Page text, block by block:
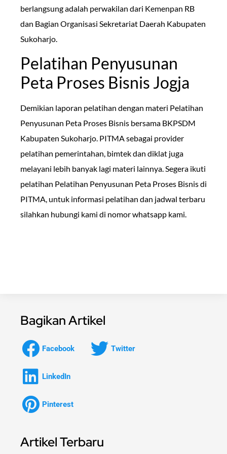
berlangsung adalah perwakilan dari Kemenpan RB
dan Bagian Organisasi Sekretariat Daerah Kabupaten
Sukoharjo.
Pelatihan Penyusunan
Peta Proses Bisnis Jogja
Demikian laporan pelatihan dengan materi Pelatihan
Penyusunan Peta Proses Bisnis bersama BKPSDM
Kabupaten Sukoharjo. PITMA sebagai provider
pelatihan pemerintahan, bimtek dan diklat juga
melayani lebih banyak lagi materi lainnya. Segera ikuti
pelatihan Pelatihan Penyusunan Peta Proses Bisnis di
PITMA, untuk informasi pelatihan dan jadwal terbaru
silahkan hubungi kami di nomor whatsapp kami.
Bagikan Artikel
Facebook Twitter
LinkedIn
Pinterest
Artikel Terbaru